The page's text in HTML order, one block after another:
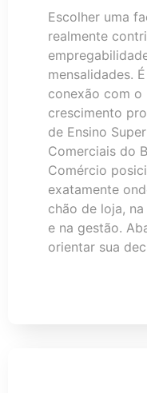
Escolher uma
realmente
mensalidades.
conexão com o
crescimento
de Ensino
Comerciais do
Comércio
exatamente
chão de loja,
e na gestão.
orientar sua